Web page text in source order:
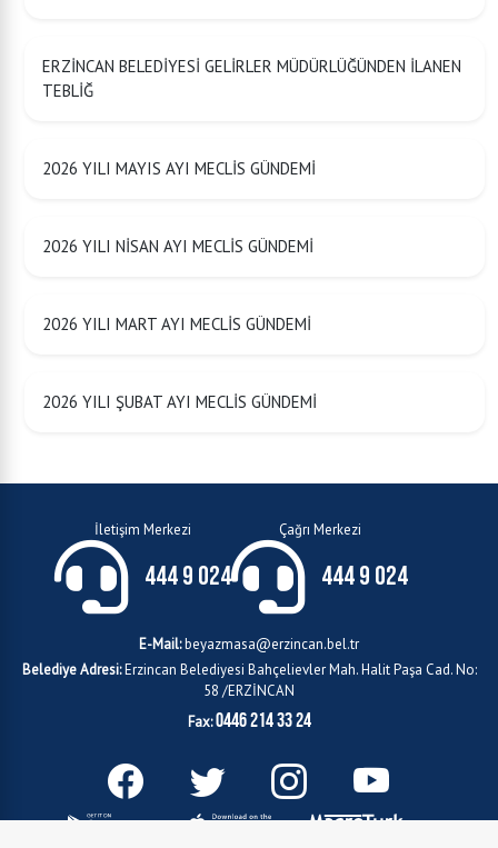
ERZİNCAN BELEDİYESİ GELİRLER MÜDÜRLÜĞÜNDEN İLANEN
TEBLİĞ
2026 YILI MAYIS AYI MECLİS GÜNDEMİ
2026 YILI NİSAN AYI MECLİS GÜNDEMİ
2026 YILI MART AYI MECLİS GÜNDEMİ
2026 YILI ŞUBAT AYI MECLİS GÜNDEMİ
İletişim Merkezi
444 9 024
Çağrı Merkezi
444 9 024
E-Mail:beyazmasa@erzincan.bel.tr
Belediye Adresi:Erzincan Belediyesi Bahçelievler Mah. Halit Paşa Cad. No:
58 /ERZİNCAN
Fax:0446 214 33 24